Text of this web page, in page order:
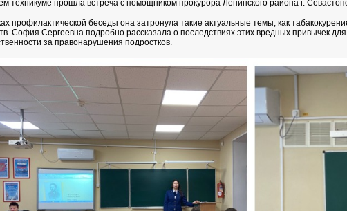
техникуме прошла встреча с помощником прокурора Ленинского района г.
профилактической беседы она затронула такие актуальные темы, как
София Сергеевна подробно рассказала о последствиях этих вредных привычек
за правонарушения подростков.